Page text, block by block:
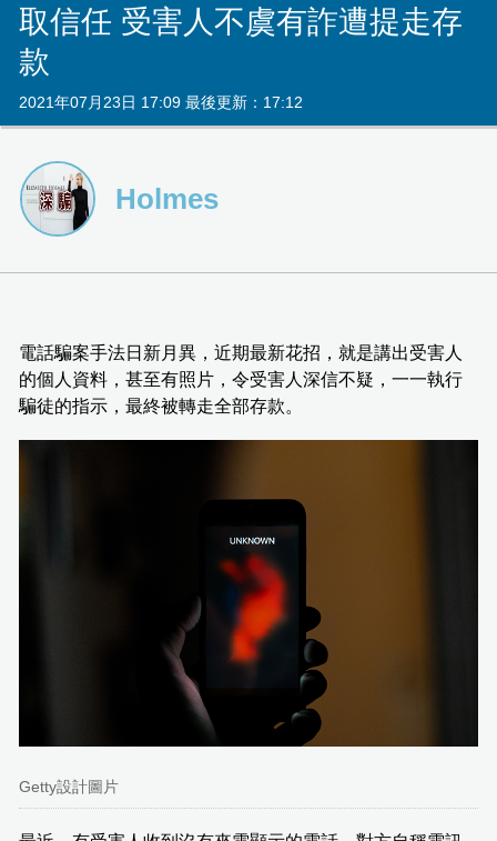
取信任 受害人不虞有詐遭提走存
款
2021年07月23日 17:09 最後更新：17:12
Holmes
電話騙案手法日新月異，近期最新花招，就是講出受害人
的個人資料，甚至有照片，令受害人深信不疑，一一執行
騙徒的指示，最終被轉走全部存款。
Getty設計圖片